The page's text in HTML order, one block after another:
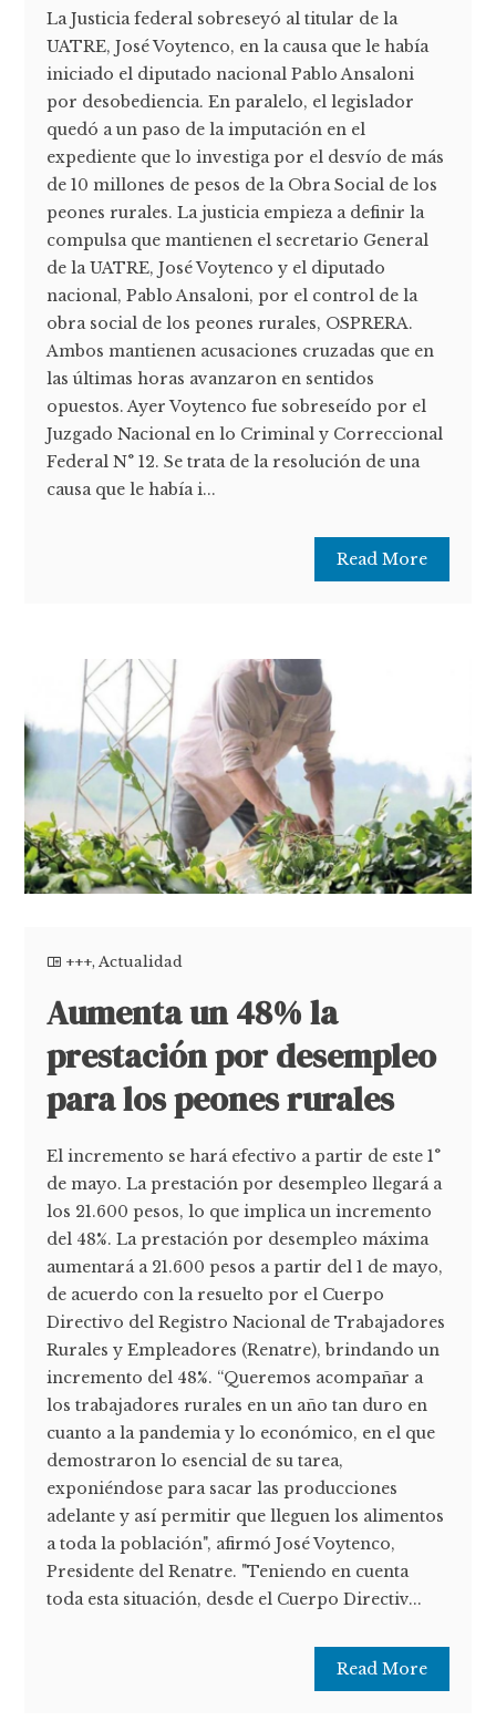
La Justicia federal sobreseyó al titular de la
UATRE, José Voytenco, en la causa que le había
iniciado el diputado nacional Pablo Ansaloni
por desobediencia. En paralelo, el legislador
quedó a un paso de la imputación en el
expediente que lo investiga por el desvío de más
de 10 millones de pesos de la Obra Social de los
peones rurales. La justicia empieza a definir la
compulsa que mantienen el secretario General
de la UATRE, José Voytenco y el diputado
nacional, Pablo Ansaloni, por el control de la
obra social de los peones rurales, OSPRERA.
Ambos mantienen acusaciones cruzadas que en
las últimas horas avanzaron en sentidos
opuestos. Ayer Voytenco fue sobreseído por el
Juzgado Nacional en lo Criminal y Correccional
Federal N° 12. Se trata de la resolución de una
causa que le había i...
Read More
+++,Actualidad
Aumenta un 48% la
prestación por desempleo
para los peones rurales
El incremento se hará efectivo a partir de este 1°
de mayo. La prestación por desempleo llegará a
los 21.600 pesos, lo que implica un incremento
del 48%. La prestación por desempleo máxima
aumentará a 21.600 pesos a partir del 1 de mayo,
de acuerdo con la resuelto por el Cuerpo
Directivo del Registro Nacional de Trabajadores
Rurales y Empleadores (Renatre), brindando un
incremento del 48%. “Queremos acompañar a
los trabajadores rurales en un año tan duro en
cuanto a la pandemia y lo económico, en el que
demostraron lo esencial de su tarea,
exponiéndose para sacar las producciones
adelante y así permitir que lleguen los alimentos
a toda la población", afirmó José Voytenco,
Presidente del Renatre. "Teniendo en cuenta
toda esta situación, desde el Cuerpo Directiv...
Read More